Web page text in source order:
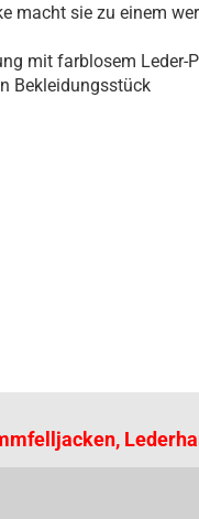
macht sie zu einem
mit farblosem Leder-
Bekleidungsstück